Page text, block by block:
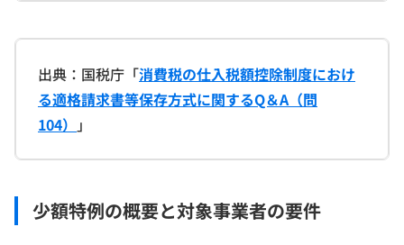
出典：国税庁「消費税の仕入税額控除制度におけ
る適格請求書等保存方式に関するQ＆A（問
104） 」
少額特例の概要と対象事業者の要件